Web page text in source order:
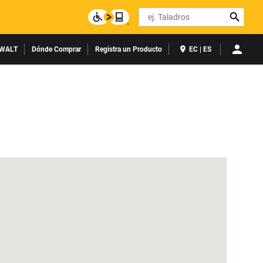
Search
Dónde Comprar Registra un Producto EC | ES